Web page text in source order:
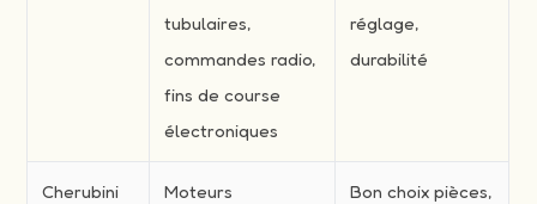
tubulaires,
commandes radio,
fins de course
électroniques
réglage,
durabilité
Cherubini
Moteurs
Bon choix pièces,